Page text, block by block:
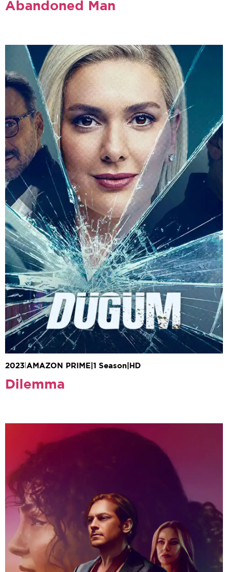
Abandoned Man
Can Ulkay
Bergüzar Korel Caner Cindoruk Serkan Altunorak
2023 AMAZON PRIME 1 Season HD
Dilemma
Onur Bilgetay